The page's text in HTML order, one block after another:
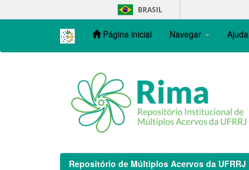
navigation
BRASIL
Página inicial Navegar Ajuda
Repositório de Múltiplos Acervos da UFRRJ